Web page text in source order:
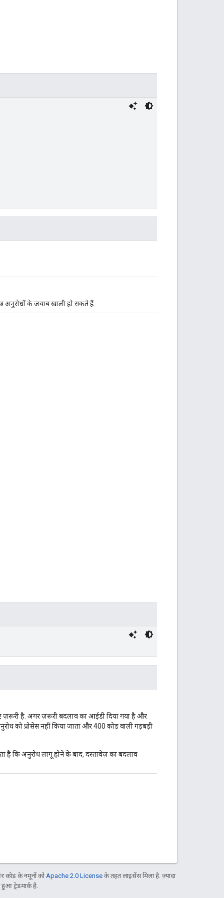
के जवाब खाली हो सकते हैं.
है. अगर ज़रूरी बदलाव का आईडी दिया गया है और
को प्रोसेस नहीं किया जाता और 400 कोड वाली गड़बड़ी
है कि अनुरोध लागू होने के बाद, दस्तावेज़ का बदलाव
कोड के नमूनों को Apache 2.0 License के तहत लाइसेंस मिला है. ज़्यादा
ट्रेडमार्क है.